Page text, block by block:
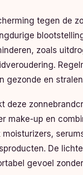
tegen de
zoals
gezonde en
deze
make-up en
De
gevoel